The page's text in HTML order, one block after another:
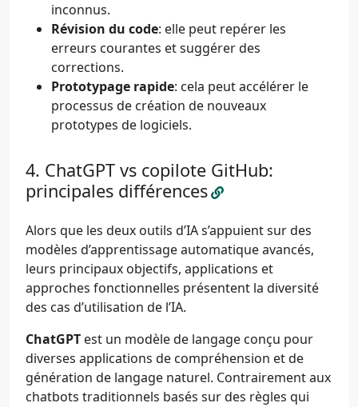
inconnus.
Révision du code: elle peut repérer les
erreurs courantes et suggérer des
corrections.
Prototypage rapide: cela peut accélérer le
processus de création de nouveaux
prototypes de logiciels.
ChatGPT vs copilote GitHub:
principales différences
Alors que les deux outils d’IA s’appuient sur des
modèles d’apprentissage automatique avancés,
leurs principaux objectifs, applications et
approches fonctionnelles présentent la diversité
des cas d’utilisation de l’IA.
ChatGPT est un modèle de langage conçu pour
diverses applications de compréhension et de
génération de langage naturel. Contrairement aux
chatbots traditionnels basés sur des règles qui